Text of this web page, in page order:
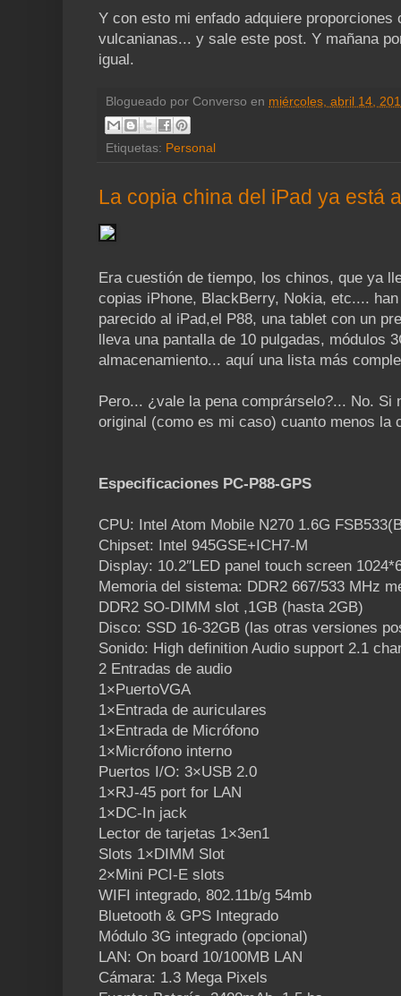
Y con esto mi enfado adquiere
vulcanianas... y sale este post. Y mañana
igual.
Blogueado por Converso en miércoles, abril 14,
Etiquetas: Personal
La copia china del iPad ya está
Era cuestión de tiempo, los chinos, que ya
copias iPhone, BlackBerry, Nokia, etc....
parecido al iPad,el P88, una tablet con un
lleva una pantalla de 10 pulgadas, módulos
almacenamiento... aquí una lista más
Pero... ¿vale la pena comprárselo?... No. Si
original (como es mi caso) cuanto menos la
Especificaciones PC-P88-GPS
CPU: Intel Atom Mobile N270 1.6G
Chipset: Intel 945GSE+ICH7-M
Display: 10.2″LED panel touch screen
Memoria del sistema: DDR2 667/533 MHz
DDR2 SO-DIMM slot ,1GB (hasta 2GB)
Disco: SSD 16-32GB (las otras versiones
Sonido: High definition Audio support 2.1
2 Entradas de audio
1×PuertoVGA
1×Entrada de auriculares
1×Entrada de Micrófono
1×Micrófono interno
Puertos I/O: 3×USB 2.0
1×RJ-45 port for LAN
1×DC-In jack
Lector de tarjetas 1×3en1
Slots 1×DIMM Slot
2×Mini PCI-E slots
WIFI integrado, 802.11b/g 54mb
Bluetooth & GPS Integrado
Módulo 3G integrado (opcional)
LAN: On board 10/100MB LAN
Cámara: 1.3 Mega Pixels